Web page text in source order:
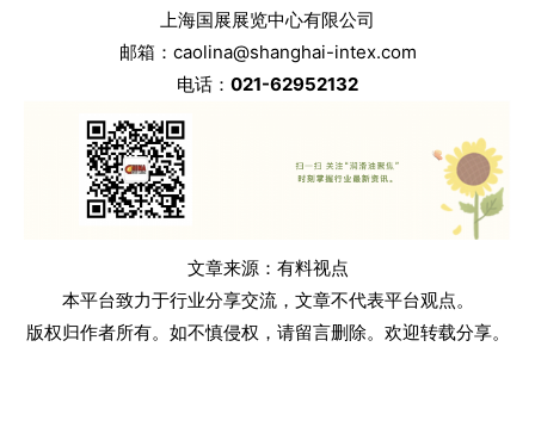
上海国展展览中心有限公司
邮箱：caolina@shanghai-intex.com
电话： 021-62952132
文章来源：有料视点
本平台致力于行业分享交流，文章不代表平台观点。
版权归作者所有。如不慎侵权，请留言删除。欢迎转载分享。